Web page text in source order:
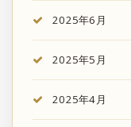
2025年6月
2025年5月
2025年4月